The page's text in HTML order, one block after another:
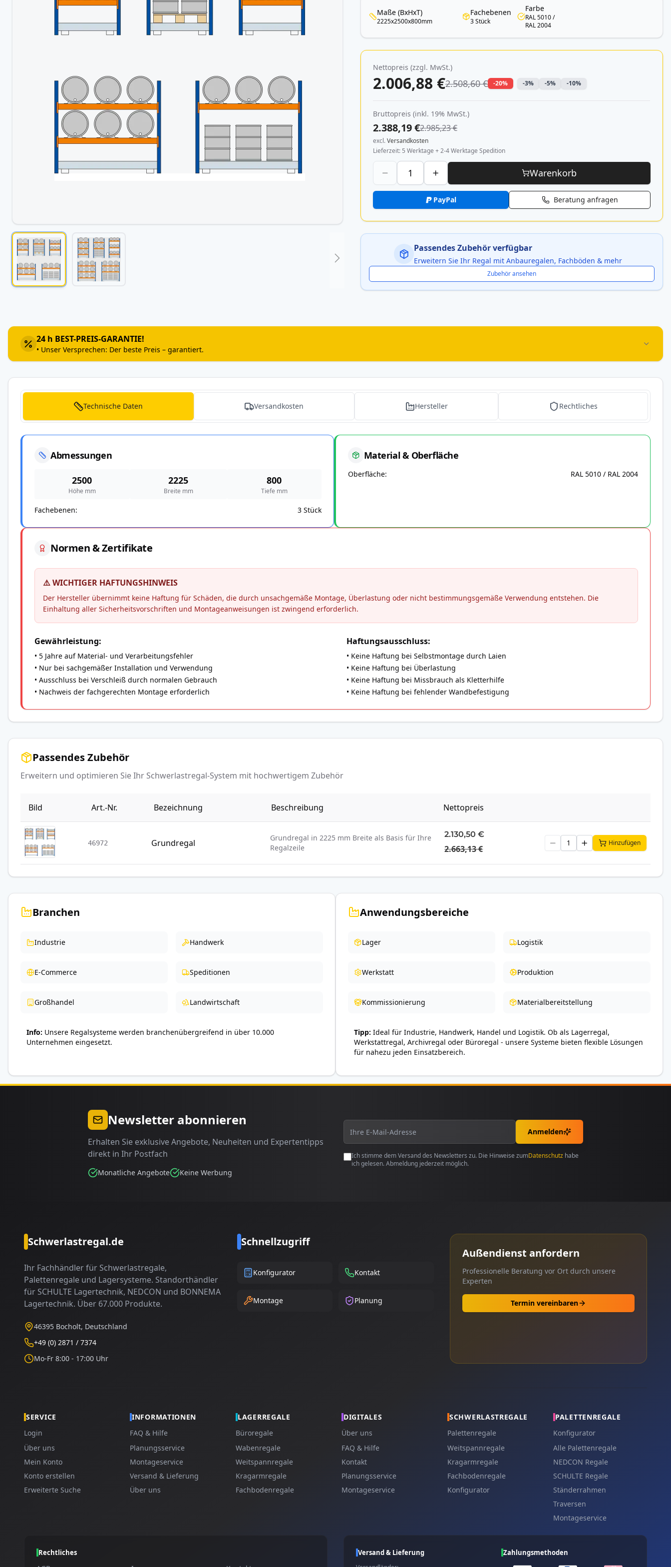
Bildergalerie
springen
Maße (BxHxT)
2225x2500x800mm
Fachebenen
3 Stück
Farbe
RAL 5010 /
RAL 2004
Nettopreis (zzgl. MwSt.)
2.006,88 €2.508,60 € -20% -3% -5% -10%
Bruttopreis (inkl. 19% MwSt.)
2.388,19 €2.985,23 €
excl.Versandkosten
Lieferzeit 5 Werktage + 2-4 Werktage Spedition
Warenkorb
PayPal Beratung anfragen
Passendes Zubehör verfügbar
Erweitern Sie Ihr Regal mit Anbauregalen, Fachböden & mehr
Zubehör ansehen
24 h BEST-PREIS-GARANTIE!
• Unser Versprechen: Der beste Preis – garantiert.
Technische Daten Versandkosten Hersteller Rechtliches
Abmessungen
2500
Höhe mm
2225
Breite mm
800
Tiefe mm
Fachebenen 3 Stück
Material & Oberfläche
Oberfläche RAL 5010 / RAL 2004
Normen & Zertifikate
⚠️ WICHTIGER HAFTUNGSHINWEIS
Der Hersteller übernimmt keine Haftung für Schäden, die durch unsachgemäße Montage, Überlastung oder nicht bestimmungsgemäße Verwendung entstehen. Die
Einhaltung aller Sicherheitsvorschriften und Montageanweisungen ist zwingend erforderlich.
Gewährleistung:
• 5 Jahre auf Material- und Verarbeitungsfehler
• Nur bei sachgemäßer Installation und Verwendung
• Ausschluss bei Verschleiß durch normalen Gebrauch
• Nachweis der fachgerechten Montage erforderlich
Haftungsausschluss:
• Keine Haftung bei Selbstmontage durch Laien
• Keine Haftung bei Überlastung
• Keine Haftung bei Missbrauch als Kletterhilfe
• Keine Haftung bei fehlender Wandbefestigung
Passendes Zubehör
Erweitern und optimieren Sie Ihr Schwerlastregal-System mit hochwertigem Zubehör
Bild Art.-Nr. Bezeichnung Beschreibung Nettopreis
46972 Grundregal
Grundregal in 2225 mm Breite als Basis für Ihre
Regalzeile
2.130,50 €
2.663,13 €
Hinzufügen
Branchen
Industrie Handwerk
E-Commerce Speditionen
Großhandel Landwirtschaft
Info Unsere Regalsysteme werden branchenübergreifend in über 10.000
Unternehmen eingesetzt.
Anwendungsbereiche
Lager Logistik
Werkstatt Produktion
Kommissionierung Materialbereitstellung
Tipp Ideal für Industrie, Handwerk, Handel und Logistik. Ob als Lagerregal,
Werkstattregal, Archivregal oder Büroregal - unsere Systeme bieten flexible Lösungen
für nahezu jeden Einsatzbereich.
Newsletter abonnieren
Erhalten Sie exklusive Angebote, Neuheiten und Expertentipps
direkt in Ihr Postfach
Monatliche Angebote Keine Werbung
Anmelden
Ich stimme dem Versand des Newsletters zu. Die Hinweise zumDatenschutz habe
ich gelesen. Abmeldung jederzeit möglich.
Schwerlastregal.de
Ihr Fachhändler für Schwerlastregale,
Palettenregale und Lagersysteme. Standorthändler
für SCHULTE Lagertechnik, NEDCON und BONNEMA
Lagertechnik. Über 67.000 Produkte.
46395 Bocholt, Deutschland
+49 (0) 2871 / 7374
Mo-Fr 8:00 - 17:00 Uhr
Schnellzugriff
Konfigurator Kontakt
Montage Planung
Außendienst anfordern
Professionelle Beratung vor Ort durch unsere
Experten
Termin vereinbaren
SERVICE
Login
Über uns
Mein Konto
Konto erstellen
Erweiterte Suche
INFORMATIONEN
FAQ & Hilfe
Planungsservice
Montageservice
Versand & Lieferung
Über uns
LAGERREGALE
Büroregale
Wabenregale
Weitspannregale
Kragarmregale
Fachbodenregale
DIGITALES
Über uns
FAQ & Hilfe
Kontakt
Planungsservice
Montageservice
SCHWERLASTREGALE
Palettenregale
Weitspannregale
Kragarmregale
Fachbodenregale
Konfigurator
PALETTENREGALE
Konfigurator
Alle Palettenregale
NEDCON Regale
SCHULTE Regale
Ständerrahmen
Traversen
Montageservice
Rechtliches Versand & Lieferung Zahlungsmethoden